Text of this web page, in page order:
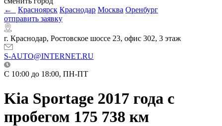
←
Красноярск Краснодар Москва Оренбург
отправить заявку
г. Краснодар, Ростовское шоссе 23, офис 302, 3 этаж
S-AUTO@INTERNET.RU
C 10:00 до 18:00, ПН-ПТ
Kia Sportage 2017 года с
пробегом 175 738 км